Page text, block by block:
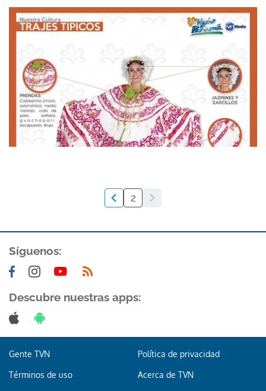
2
Síguenos:
Descubre nuestras apps:
Gente TVN Política de privacidad
Términos de uso Acerca de TVN